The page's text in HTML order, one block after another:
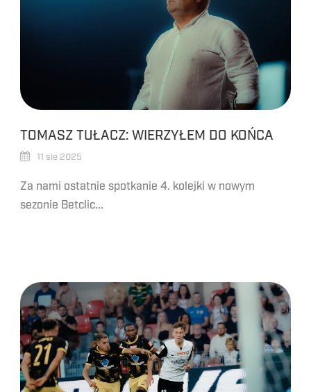
TOMASZ TUŁACZ: WIERZYŁEM DO KOŃCA
11 sie 2025
Za nami ostatnie spotkanie 4. kolejki w nowym
sezonie Betclic...